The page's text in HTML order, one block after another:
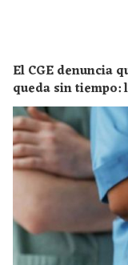
El CGE denuncia
queda sin tiempo:
supone un riesgo
población